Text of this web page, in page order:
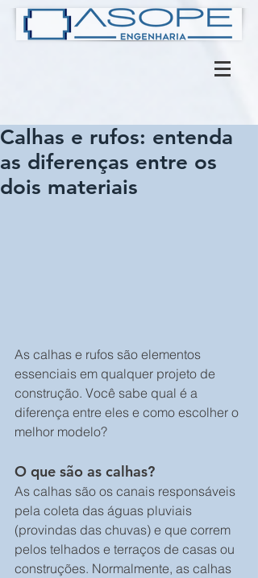
Calhas e rufos: entenda
as diferenças entre os
dois materiais
As calhas e rufos são elementos
essenciais em qualquer projeto de
construção. Você sabe qual é a
diferença entre eles e como escolher o
melhor modelo?
O que são as calhas?
As calhas são os canais responsáveis
pela coleta das águas pluviais
(provindas das chuvas) e que correm
pelos telhados e terraços de casas ou
construções. Normalmente, as calhas